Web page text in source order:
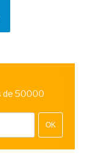
de 50000
OK